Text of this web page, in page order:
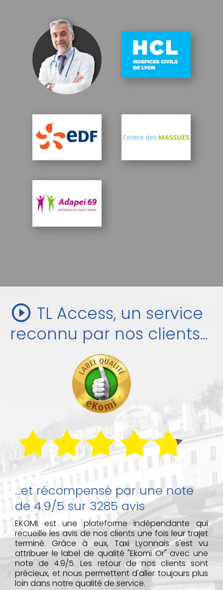
TL Access, un service
reconnu par nos clients...
...et récompensé par une note
de 4.9/5 sur 3285 avis
EKOMI est une plateforme indépendante qui
recueille les avis de nos clients une fois leur trajet
terminé. Grâce à eux, Taxi Lyonnais s'est vu
attribuer le label de qualité "Ekomi Or" avec une
note de 4.9/5. Les retour de nos clients sont
précieux, et nous permettent d'aller toujours plus
loin dans notre qualité de service.